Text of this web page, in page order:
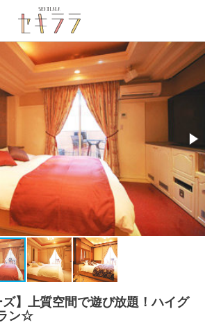
ズ】上質空間で遊び放題！ハイグ
ン☆